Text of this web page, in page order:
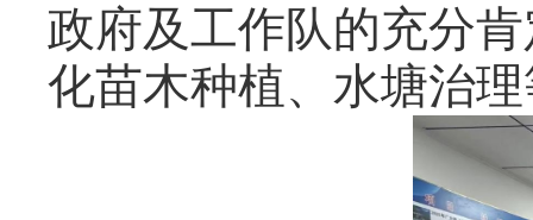
政府及工作队的充分
化苗木种植、水塘治